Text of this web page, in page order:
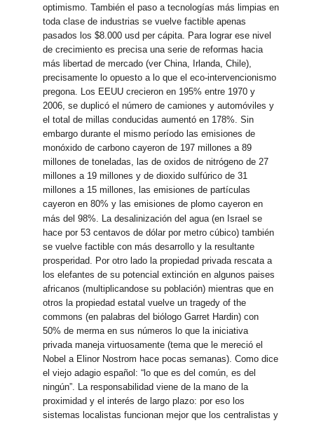
optimismo. También el paso a tecnologías más limpias en
toda clase de industrias se vuelve factible apenas
pasados los $8.000 usd per cápita. Para lograr ese nivel
de crecimiento es precisa una serie de reformas hacia
más libertad de mercado (ver China, Irlanda, Chile),
precisamente lo opuesto a lo que el eco-intervencionismo
pregona. Los EEUU crecieron en 195% entre 1970 y
2006, se duplicó el número de camiones y automóviles y
el total de millas conducidas aumentó en 178%. Sin
embargo durante el mismo período las emisiones de
monóxido de carbono cayeron de 197 millones a 89
millones de toneladas, las de oxidos de nitrógeno de 27
millones a 19 millones y de dioxido sulfúrico de 31
millones a 15 millones, las emisiones de partículas
cayeron en 80% y las emisiones de plomo cayeron en
más del 98%. La desalinización del agua (en Israel se
hace por 53 centavos de dólar por metro cúbico) también
se vuelve factible con más desarrollo y la resultante
prosperidad. Por otro lado la propiedad privada rescata a
los elefantes de su potencial extinción en algunos paises
africanos (multiplicandose su población) mientras que en
otros la propiedad estatal vuelve un tragedy of the
commons (en palabras del biólogo Garret Hardin) con
50% de merma en sus números lo que la iniciativa
privada maneja virtuosamente (tema que le mereció el
Nobel a Elinor Nostrom hace pocas semanas). Como dice
el viejo adagio español: “lo que es del común, es del
ningún”. La responsabilidad viene de la mano de la
proximidad y el interés de largo plazo: por eso los
sistemas localistas funcionan mejor que los centralistas y